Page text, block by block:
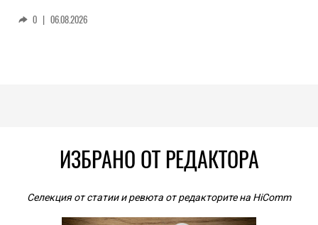
0 | 06.08.2026
ИЗБРАНО ОТ РЕДАКТОРА
Селекция от статии и ревюта от редакторите на HiComm